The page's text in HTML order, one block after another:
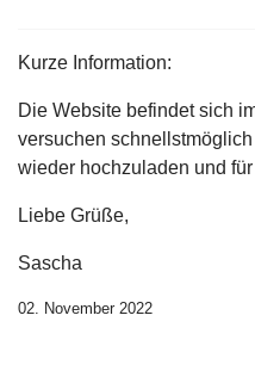
Kurze Information:
Die Website befindet sich
versuchen
wieder hochzuladen und
Liebe Grüße,
Sascha
02. November 2022